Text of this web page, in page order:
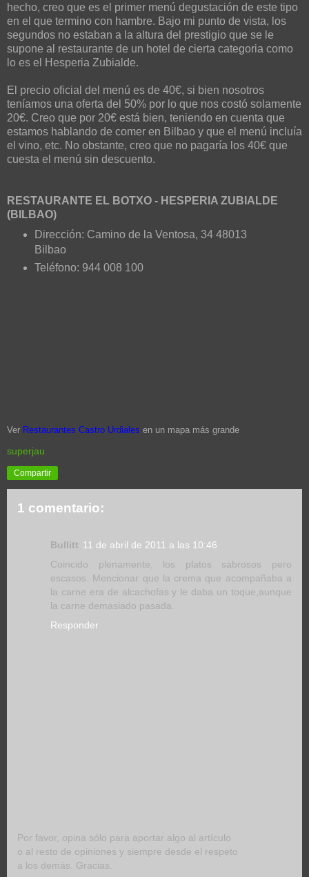
hecho, creo que es el primer menú degustación de este tipo
en el que termino con hambre. Bajo mi punto de vista, los
segundos no estaban a la altura del prestigio que se le
supone al restaurante de un hotel de cierta categoria como
lo es el Hesperia Zubialde.
El precio oficial del menú es de 40€, si bien nosotros
teníamos una oferta del 50% por lo que nos costó solamente
20€. Creo que por 20€ está bien, teniendo en cuenta que
estamos hablando de comer en Bilbao y que el menú incluía
el vino, etc. No obstante, creo que no pagaría los 40€ que
cuesta el menú sin descuento.
RESTAURANTE EL BOTXO - HESPERIA ZUBIALDE
(BILBAO)
Dirección: Camino de la Ventosa, 34 48013
Bilbao
Teléfono: 944 008 100
Ver Restaurantes Castro Urdiales en un mapa más grande
superjau
Compartir
1 comentario:
Bullitt 11 de abril de 2011 a las 10:46
Coincido plenamente, los platos sabrosos pero
escasos. Mencionar que la crema que acompañaba a
la carne era de alcachofas y le daba un toque,aunque
la carne demasiado pasada.
Responder
Por favor, opina sólo para aportar algo al artículo
o al resto de opiniones y siempre desde el respeto
a los demás. Gracias.